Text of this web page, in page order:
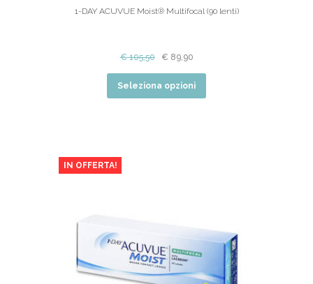
1-DAY ACUVUE Moist® Multifocal (90 lenti)
€105,50 € 89,90
Seleziona opzioni
IN OFFERTA!